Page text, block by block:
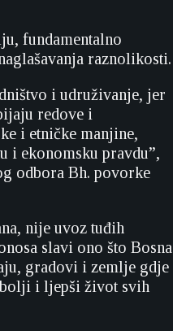
fundamentalno
raznolikosti.
i udruživanje, jer
redove i
i etničke manjine,
i ekonomsku pravdu”,
odbora Bh. povorke
nije uvoz tuđih
slavi ono što Bosna
gradovi i zemlje gdje
i ljepši život svih